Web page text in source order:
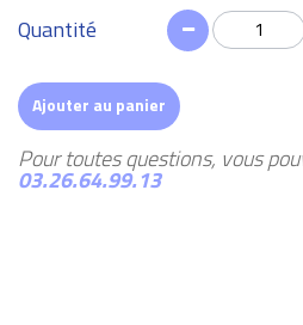
Quantité
Ajouter au panier
Pour toutes questions, vous
03.26.64.99.13